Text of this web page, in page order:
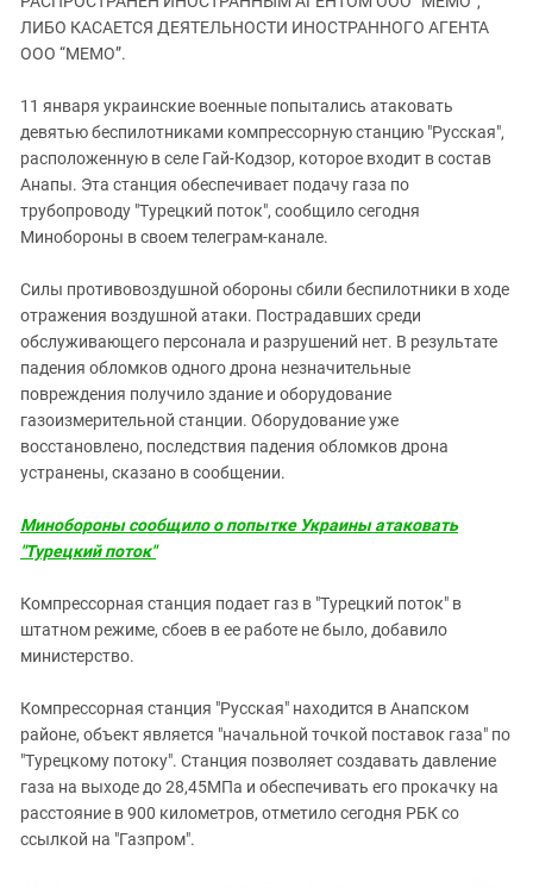
ЗАСТАВЛЯЕТ
КАВКАЗ ЗА ПАЛЕСТИНУ
МОБИЛИЗАЦИЯ И ПРОТЕСТЫ
Дагестан
Ингушетия
Калмыкия
Карачаево-Черкесия
Краснодарский край
Нагорный Карабах
Ростовская область
Северная Осетия - Алания
СКФО
Ставропольский край
Южный Кавказ
ЛИБО КАСАЕТСЯ ДЕЯТЕЛЬНОСТИ ИНОСТРАННОГО АГЕНТА
ООО “МЕМО”.
11 января украинские военные попытались атаковать
девятью беспилотниками компрессорную станцию "Русская",
расположенную в селе Гай-Кодзор, которое входит в состав
Анапы. Эта станция обеспечивает подачу газа по
трубопроводу "Турецкий поток", сообщило сегодня
Минобороны в своем телеграм-канале.
Силы противовоздушной обороны сбили беспилотники в ходе
отражения воздушной атаки. Пострадавших среди
обслуживающего персонала и разрушений нет. В результате
падения обломков одного дрона незначительные
повреждения получило здание и оборудование
газоизмерительной станции. Оборудование уже
восстановлено, последствия падения обломков дрона
устранены, сказано в сообщении.
Минобороны сообщило о попытке Украины атаковать
"Турецкий поток"
Компрессорная станция подает газ в "Турецкий поток" в
штатном режиме, сбоев в ее работе не было, добавило
министерство.
Компрессорная станция "Русская" находится в Анапском
районе, объект является "начальной точкой поставок газа" по
"Турецкому потоку". Станция позволяет создавать давление
газа на выходе до 28,45МПа и обеспечивать его прокачку на
расстояние в 900 километров, отметило сегодня РБК со
ссылкой на "Газпром".